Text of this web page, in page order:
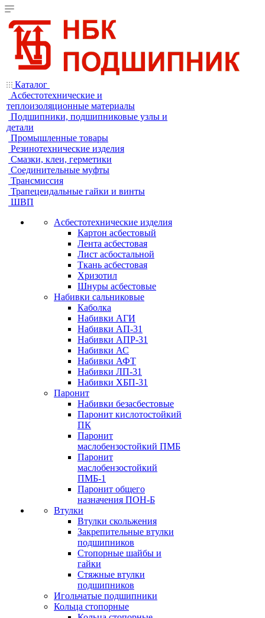
Каталог
Асбестотехнические и
теплоизоляционные материалы
Подшипники, подшипниковые узлы и
детали
Промышленные товары
Резинотехнические изделия
Смазки, клеи, герметики
Соединительные муфты
Трансмиссия
Трапецеидальные гайки и винты
ШВП
Асбестотехнические изделия
Картон асбестовый
Лента асбестовая
Лист асбостальной
Ткань асбестовая
Хризотил
Шнуры асбестовые
Набивки сальниковые
Каболка
Набивки АГИ
Набивки АП-31
Набивки АПР-31
Набивки АС
Набивки АФТ
Набивки ЛП-31
Набивки ХБП-31
Паронит
Набивки безасбестовые
Паронит кислотостойкий
ПК
Паронит
маслобензостойкий ПМБ
Паронит
маслобензостойкий
ПМБ-1
Паронит общего
назначения ПОН-Б
Втулки
Втулки скольжения
Закрепительные втулки
подшипников
Стопорные шайбы и
гайки
Стяжные втулки
подшипников
Игольчатые подшипники
Кольца стопорные